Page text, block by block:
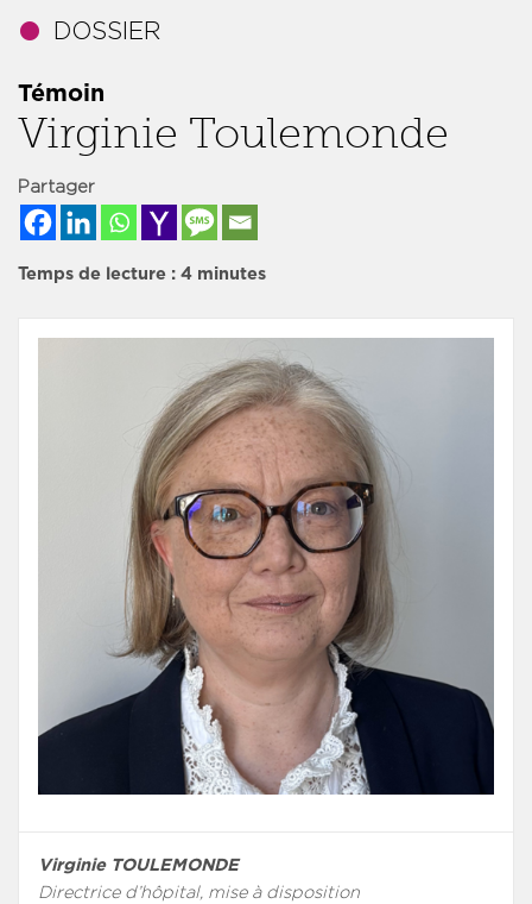
Témoin
Virginie Toulemonde
Partager
Temps de lecture : 4 minutes
Virginie TOULEMONDE
Directrice d’hôpital, mise à disposition